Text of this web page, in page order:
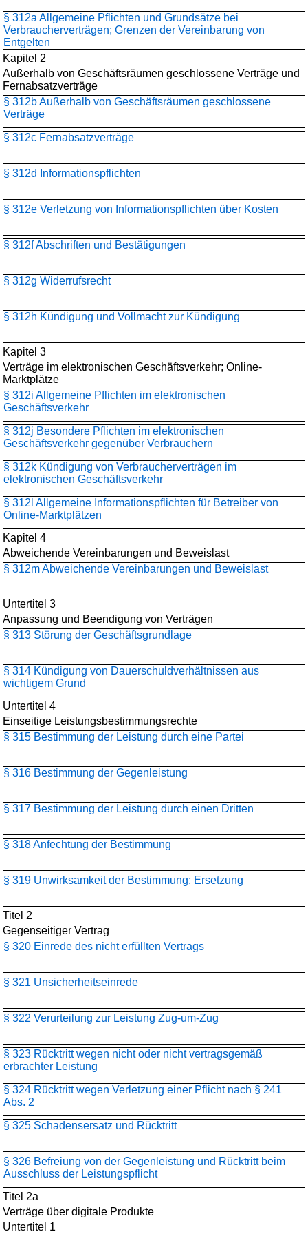
§ 312a Allgemeine Pflichten und Grundsätze bei
Verbraucherverträgen; Grenzen der Vereinbarung von
Entgelten
Kapitel 2
Außerhalb von Geschäftsräumen geschlossene Verträge und
Fernabsatzverträge
§ 312b Außerhalb von Geschäftsräumen geschlossene
Verträge
§ 312c Fernabsatzverträge
§ 312d Informationspflichten
§ 312e Verletzung von Informationspflichten über Kosten
§ 312f Abschriften und Bestätigungen
§ 312g Widerrufsrecht
§ 312h Kündigung und Vollmacht zur Kündigung
Kapitel 3
Verträge im elektronischen Geschäftsverkehr; Online-
Marktplätze
§ 312i Allgemeine Pflichten im elektronischen
Geschäftsverkehr
§ 312j Besondere Pflichten im elektronischen
Geschäftsverkehr gegenüber Verbrauchern
§ 312k Kündigung von Verbraucherverträgen im
elektronischen Geschäftsverkehr
§ 312l Allgemeine Informationspflichten für Betreiber von
Online-Marktplätzen
Kapitel 4
Abweichende Vereinbarungen und Beweislast
§ 312m Abweichende Vereinbarungen und Beweislast
Untertitel 3
Anpassung und Beendigung von Verträgen
§ 313 Störung der Geschäftsgrundlage
§ 314 Kündigung von Dauerschuldverhältnissen aus
wichtigem Grund
Untertitel 4
Einseitige Leistungsbestimmungsrechte
§ 315 Bestimmung der Leistung durch eine Partei
§ 316 Bestimmung der Gegenleistung
§ 317 Bestimmung der Leistung durch einen Dritten
§ 318 Anfechtung der Bestimmung
§ 319 Unwirksamkeit der Bestimmung; Ersetzung
Titel 2
Gegenseitiger Vertrag
§ 320 Einrede des nicht erfüllten Vertrags
§ 321 Unsicherheitseinrede
§ 322 Verurteilung zur Leistung Zug-um-Zug
§ 323 Rücktritt wegen nicht oder nicht vertragsgemäß
erbrachter Leistung
§ 324 Rücktritt wegen Verletzung einer Pflicht nach § 241
Abs. 2
§ 325 Schadensersatz und Rücktritt
§ 326 Befreiung von der Gegenleistung und Rücktritt beim
Ausschluss der Leistungspflicht
Titel 2a
Verträge über digitale Produkte
Untertitel 1